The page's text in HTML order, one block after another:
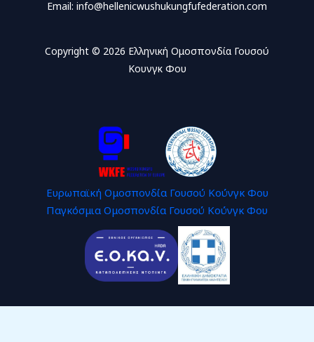
Email: info@hellenicwushukungfufederation.com
Copyright © 2026 Ελληνική Ομοσπονδία Γουσού
Κουνγκ Φου
Ευρωπαϊκή Ομοσπονδία Γουσού Κούνγκ Φου
Παγκόσμια Ομοσπονδία Γουσού Κούνγκ Φου